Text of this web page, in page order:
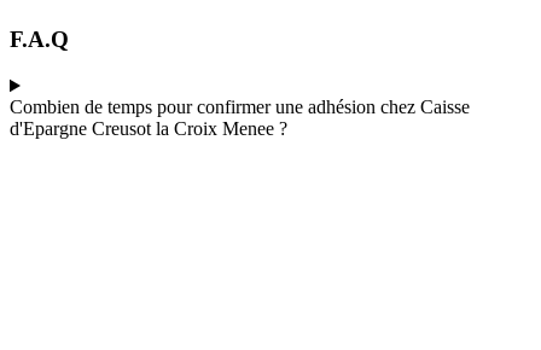
F.A.Q
Combien de temps pour confirmer une adhésion chez Caisse
d'Epargne Creusot la Croix Menee ?